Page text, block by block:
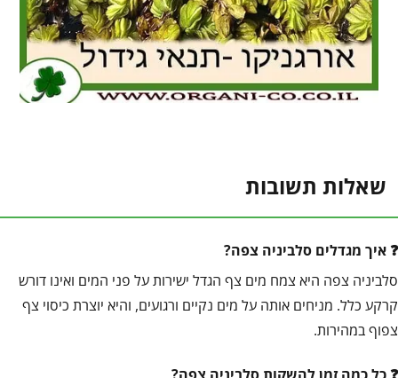
שאלות תשובות
איך מגדלים סלביניה צפה?
סלביניה צפה היא צמח מים צף הגדל ישירות על פני המים ואינו דורש
קרקע כלל. מניחים אותה על מים נקיים ורגועים, והיא יוצרת כיסוי צף
צפוף במהירות.